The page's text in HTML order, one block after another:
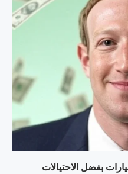
بفضل الاحتيالات